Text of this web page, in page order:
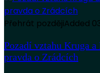
Přehrát pozdějiAdded
Pozadí vztahu Kruga a
pravda o Zrádcích